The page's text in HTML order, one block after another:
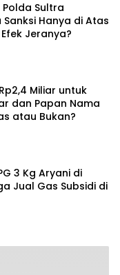
Sultra
Hanya di Atas
Jeranya?
Miliar untuk
dan Papan Nama
atau Bukan?
3 Kg Aryani di
Jual Gas Subsidi di